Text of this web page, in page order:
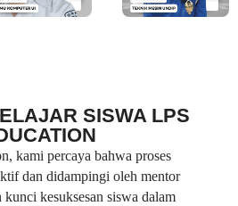
SISWA LPS
kami percaya bahwa proses
dan didampingi oleh mentor
kunci kesuksesan siswa dalam